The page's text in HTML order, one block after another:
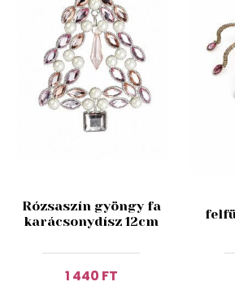
Rózsaszín gyöngy fa
karácsonydísz 12cm
1 440 FT